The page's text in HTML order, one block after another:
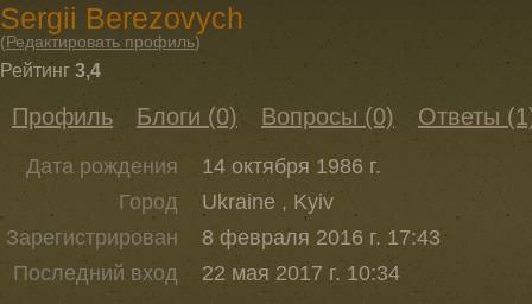
Sergii Berezovych
(Редактировать профиль)
Рейтинг 3,4
Профиль Блоги (0) Вопросы (0) Ответы
Дата рождения
14 октября 1986 г.
Город
Ukraine , Kyiv
Зарегистрирован
8 февраля 2016 г. 17:43
Последний вход
22 мая 2017 г. 10:34